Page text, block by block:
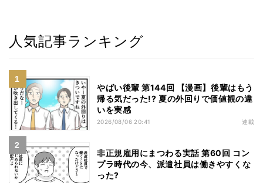
人気記事ランキング
やばい後輩 第144回 【漫画】後輩はもう
帰る気だった!? 夏の外回りで価値観の違
いを実感
2026/08/06 20:41 連載
非正規雇用にまつわる実話 第60回 コン
プラ時代の今、派遣社員は働きやすくな
った?